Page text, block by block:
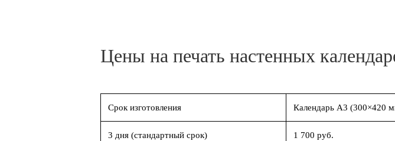
Цены на печать настенных
Срок изготовления Календарь А3 (300×420
3 дня (стандартный срок) 1 700 руб.